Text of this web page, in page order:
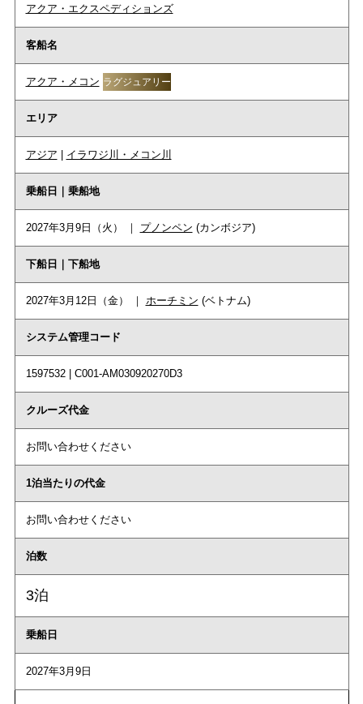
アクア・エクスペディションズ
客船名
アクア・メコン ラグジュアリー
エリア
アジア | イラワジ川・メコン川
乗船日｜乗船地
2027年3月9日（火） ｜ プノンペン (カンボジア)
下船日｜下船地
2027年3月12日（金） ｜ ホーチミン (ベトナム)
システム管理コード
1597532 | C001-AM030920270D3
クルーズ代金
お問い合わせください
1泊当たりの代金
お問い合わせください
泊数
3泊
乗船日
2027年3月9日